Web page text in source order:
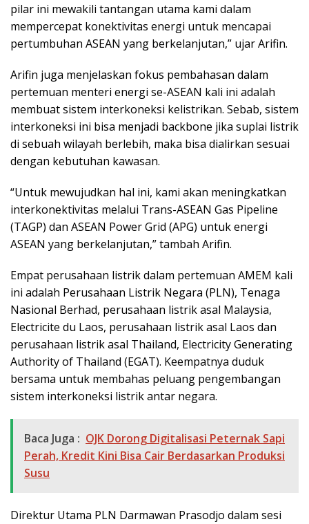
pilar ini mewakili tantangan utama kami dalam
mempercepat konektivitas energi untuk mencapai
pertumbuhan ASEAN yang berkelanjutan,” ujar Arifin.
Arifin juga menjelaskan fokus pembahasan dalam
pertemuan menteri energi se-ASEAN kali ini adalah
membuat sistem interkoneksi kelistrikan. Sebab, sistem
interkoneksi ini bisa menjadi backbone jika suplai listrik
di sebuah wilayah berlebih, maka bisa dialirkan sesuai
dengan kebutuhan kawasan.
“Untuk mewujudkan hal ini, kami akan meningkatkan
interkonektivitas melalui Trans-ASEAN Gas Pipeline
(TAGP) dan ASEAN Power Grid (APG) untuk energi
ASEAN yang berkelanjutan,” tambah Arifin.
Empat perusahaan listrik dalam pertemuan AMEM kali
ini adalah Perusahaan Listrik Negara (PLN), Tenaga
Nasional Berhad, perusahaan listrik asal Malaysia,
Electricite du Laos, perusahaan listrik asal Laos dan
perusahaan listrik asal Thailand, Electricity Generating
Authority of Thailand (EGAT). Keempatnya duduk
bersama untuk membahas peluang pengembangan
sistem interkoneksi listrik antar negara.
Baca Juga : OJK Dorong Digitalisasi Peternak Sapi
Perah, Kredit Kini Bisa Cair Berdasarkan Produksi
Susu
Direktur Utama PLN Darmawan Prasodjo dalam sesi